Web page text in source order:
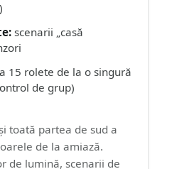
scenarii „casă
15 rolete de la o singură
de grup)
toată partea de sud a
de la amiază.
de lumină, scenarii de